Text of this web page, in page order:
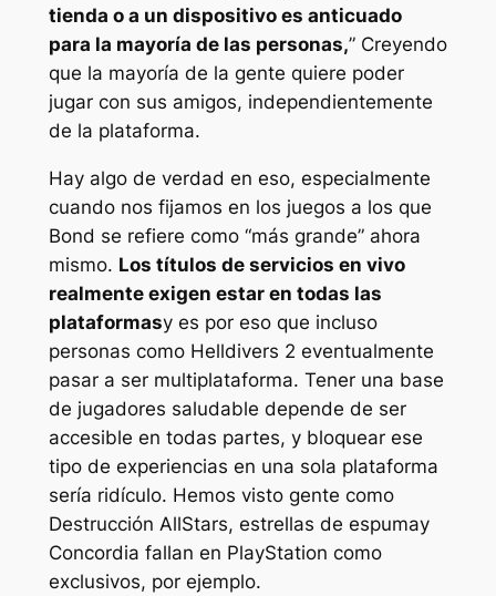
tienda o a un dispositivo es anticuado
para la mayoría de las personas,” Creyendo
que la mayoría de la gente quiere poder
jugar con sus amigos, independientemente
de la plataforma.
Hay algo de verdad en eso, especialmente
cuando nos fijamos en los juegos a los que
Bond se refiere como “más grande” ahora
mismo. Los títulos de servicios en vivo
realmente exigen estar en todas las
plataformasy es por eso que incluso
personas como Helldivers 2 eventualmente
pasar a ser multiplataforma. Tener una base
de jugadores saludable depende de ser
accesible en todas partes, y bloquear ese
tipo de experiencias en una sola plataforma
sería ridículo. Hemos visto gente como
Destrucción AllStars, estrellas de espumay
Concordia fallan en PlayStation como
exclusivos, por ejemplo.